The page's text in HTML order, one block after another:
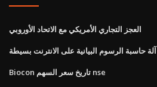
العجز التجاري الأمريكي مع الاتحاد الأوروبي
آلة حاسبة الرسوم البيانية على الانترنت بسيطة
Biocon تاريخ سعر السهم nse